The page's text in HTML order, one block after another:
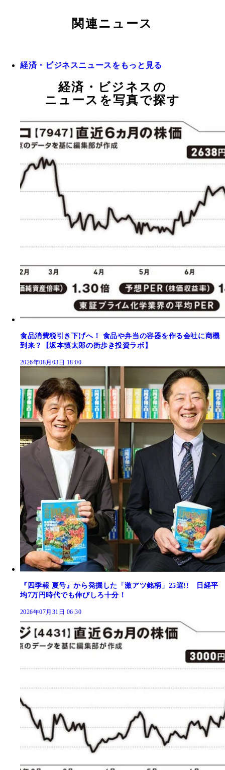
関連ニュース
経済・ビジネスニュースをもっと見る
経済・ビジネスの
ニュースを写真で探す
食品消費税引き下げへ！ 食品や弁当の容器を作る会社に商機
到来？【坂本慎太郎の街歩き投資ラボ】
2026年08月03日 18:00
『四季報 夏号』から発掘した「激アツ銘柄」25選!! 日経平
均7万円時代でも伸びしろ十分！
2026年07月31日 06:30